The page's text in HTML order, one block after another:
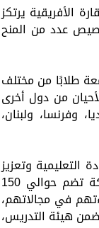
الأفريقية يرتكز
عدد من المنح
طلابًا من مختلف
من دول أخرى
وفرنسا، ولبنان،
التعليمية وتعزيز
الانفتاح الدولي للجامعة. ويُساندهم في ذلك مجلس أكاديمي مختص بالإضافة إلى شبكة تضم حوالي 150
في مجالاتهم،
ضمان حد أدنى لا يقل عن 30% من النساء ضمن هيئة التدريس،